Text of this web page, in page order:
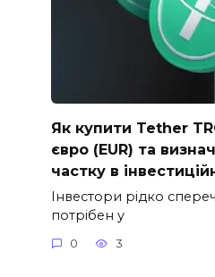
Як купити Tether
євро (EUR) та
частку в
Інвестори рідко
потрібен у
0 3